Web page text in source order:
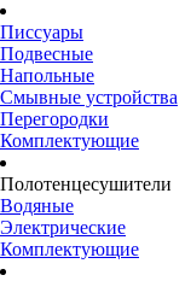
Писсуары
Подвесные
Напольные
Смывные устройства
Перегородки
Комплектующие
Полотенцесушители
Водяные
Электрические
Комплектующие